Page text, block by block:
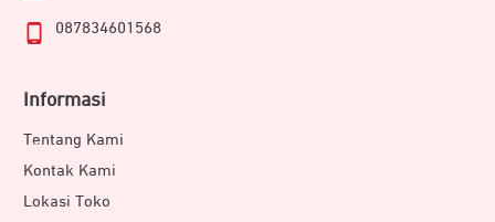
087834601568
Informasi
Tentang Kami
Kontak Kami
Lokasi Toko